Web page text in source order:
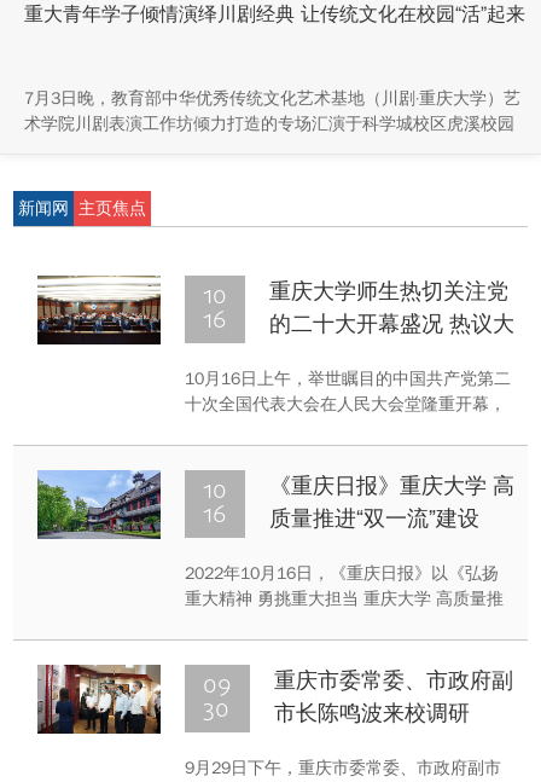
重大青年学子倾情演绎川剧经典 让传统文化在校园“活”起来
7月3日晚，教育部中华优秀传统文化艺术基地（川剧·重庆大学）艺
术学院川剧表演工作坊倾力打造的专场汇演于科学城校区虎溪校园
新闻网
主页焦点
10
16
重庆大学师生热切关注党
的二十大开幕盛况 热议大
10月16日上午，举世瞩目的中国共产党第二
十次全国代表大会在人民大会堂隆重开幕，
10
16
《重庆日报》重庆大学 高
质量推进“双一流”建设
2022年10月16日，《重庆日报》以《弘扬
重大精神 勇挑重大担当 重庆大学 高质量推
庆和国家发展大局，勇挑重大担当，深入推
进“双一流”建设，推动学校内涵发展、特色
发展、高质量发展。
09
30
重庆市委常委、市政府副
市长陈鸣波来校调研
9月29日下午，重庆市委常委、市政府副市